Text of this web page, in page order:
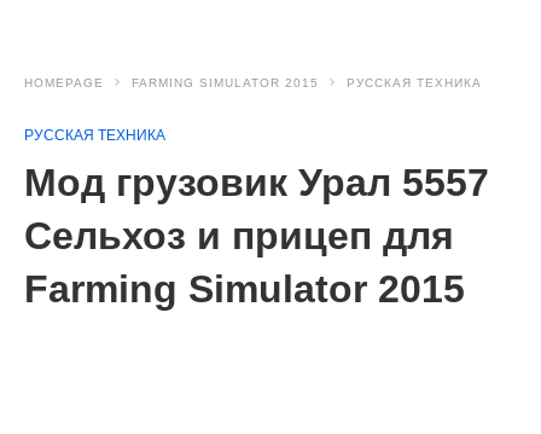
HOMEPAGE FARMING SIMULATOR 2015 РУССКАЯ ТЕХНИКА
РУССКАЯ ТЕХНИКА
Мод грузовик Урал 5557
Сельхоз и прицеп для
Farming Simulator 2015